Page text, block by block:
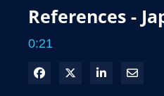
References -
0:21
Facebook で共有
Xで共有する
LinkedIn で
電子